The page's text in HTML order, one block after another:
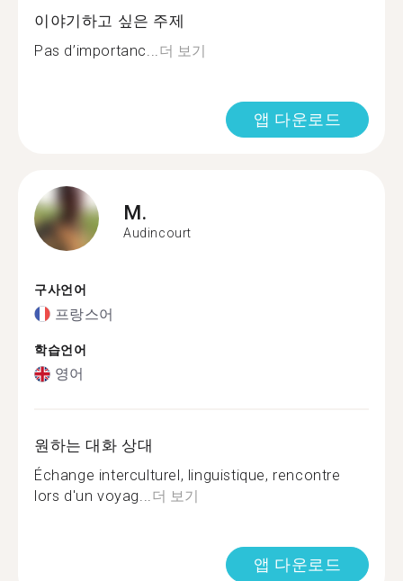
이야기하고 싶은 주제
Pas d’importanc...더 보기
앱 다운로드
M.
Audincourt
구사언어
프랑스어
학습언어
영어
원하는 대화 상대
Échange interculturel, linguistique, rencontre
lors d'un voyag...더 보기
앱 다운로드